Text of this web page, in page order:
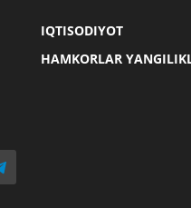
IQTISODIYOT
HAMKORLAR